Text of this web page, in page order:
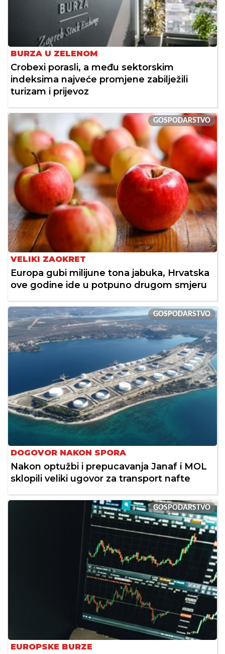
BURZA U ZELENOM
Crobexi porasli, a među sektorskim
indeksima najveće promjene zabilježili
turizam i prijevoz
GOSPODARSTVO
VELIKI ZAOKRET
Europa gubi milijune tona jabuka, Hrvatska
ove godine ide u potpuno drugom smjeru
GOSPODARSTVO
DOGOVOR NAKON SPORA
Nakon optužbi i prepucavanja Janaf i MOL
sklopili veliki ugovor za transport nafte
GOSPODARSTVO
EUROPSKE BURZE